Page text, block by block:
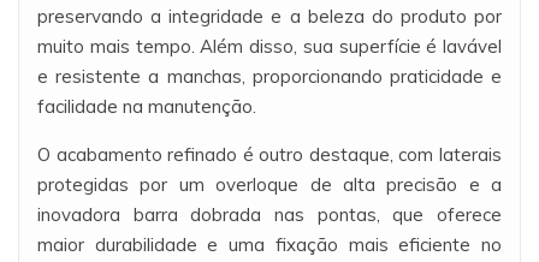
preservando a integridade e a beleza do produto por
muito mais tempo. Além disso, sua superfície é lavável
e resistente a manchas, proporcionando praticidade e
facilidade na manutenção.
O acabamento refinado é outro destaque, com laterais
protegidas por um overloque de alta precisão e a
inovadora barra dobrada nas pontas, que oferece
maior durabilidade e uma fixação mais eficiente no